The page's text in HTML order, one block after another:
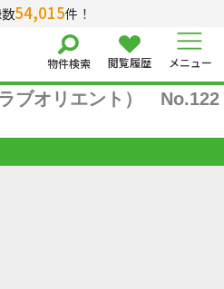
54,015件！
物件検索 閲覧履歴 メニュー
ブオリエント） No.122